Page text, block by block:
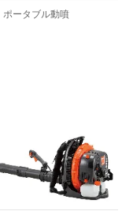
ポータブル動噴